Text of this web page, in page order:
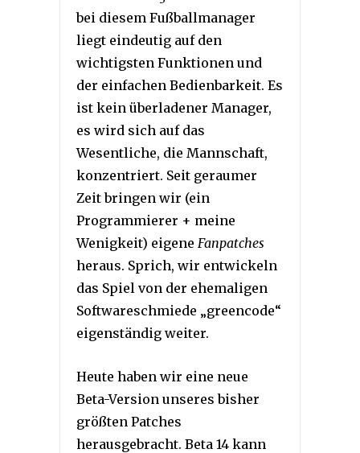
bei diesem Fußballmanager
liegt eindeutig auf den
wichtigsten Funktionen und
der einfachen Bedienbarkeit. Es
ist kein überladener Manager,
es wird sich auf das
Wesentliche, die Mannschaft,
konzentriert. Seit geraumer
Zeit bringen wir (ein
Programmierer + meine
Wenigkeit) eigene Fanpatches
heraus. Sprich, wir entwickeln
das Spiel von der ehemaligen
Softwareschmiede „greencode“
eigenständig weiter.
Heute haben wir eine neue
Beta-Version unseres bisher
größten Patches
herausgebracht. Beta 14 kann